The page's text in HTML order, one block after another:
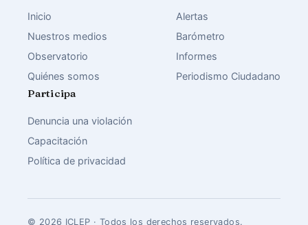
Inicio
Nuestros medios
Observatorio
Quiénes somos
Alertas
Barómetro
Informes
Periodismo Ciudadano
Participa
Denuncia una violación
Capacitación
Política de privacidad
© 2026 ICLEP · Todos los derechos reservados.